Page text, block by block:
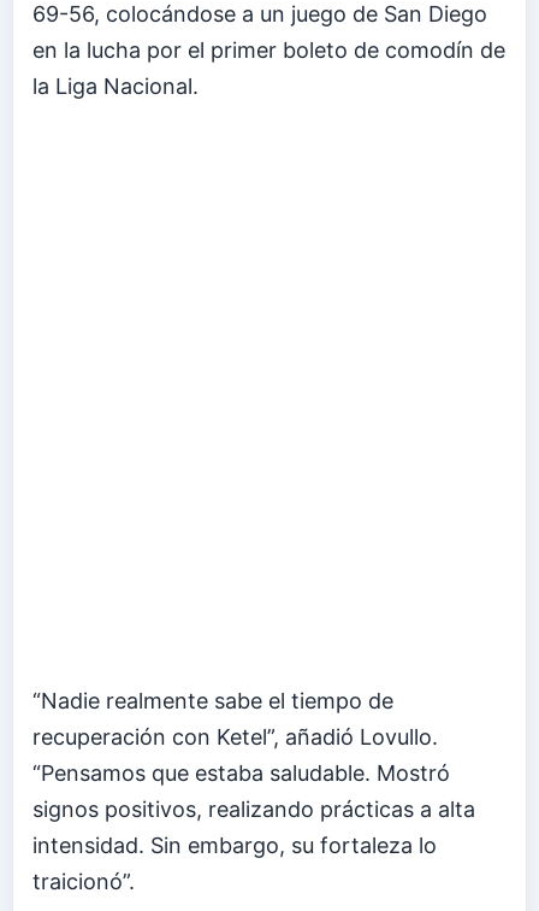
69-56, colocándose a un juego de San Diego
en la lucha por el primer boleto de comodín de
la Liga Nacional.
“Nadie realmente sabe el tiempo de
recuperación con Ketel”, añadió Lovullo.
“Pensamos que estaba saludable. Mostró
signos positivos, realizando prácticas a alta
intensidad. Sin embargo, su fortaleza lo
traicionó”.